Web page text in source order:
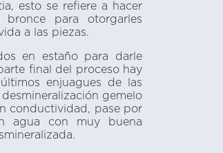
esto se refiere a hacer
para otorgarles
a las piezas.
en estaño para darle
final del proceso hay
enjuagues de las
gemelo
conductividad, pase por
agua con muy buena